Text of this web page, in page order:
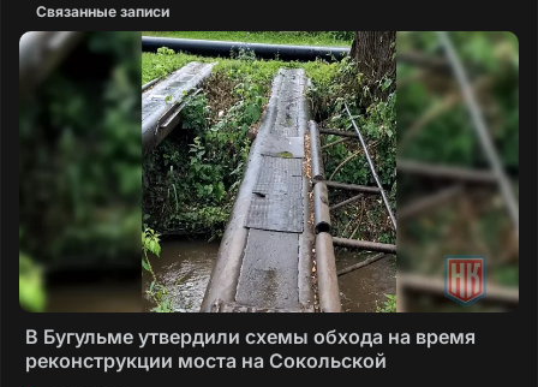
Связанные записи
В Бугульме утвердили схемы обхода на время
реконструкции моста на Сокольской